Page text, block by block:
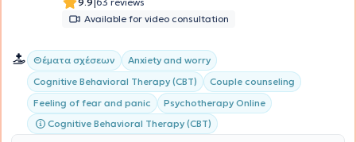
Available for video consultation
Θέματα σχέσεων
Anxiety and worry
Cognitive Behavioral Therapy (CBT)
Couple counseling
Feeling of fear and panic
Psychotherapy Online
Cognitive Behavioral Therapy (CBT)